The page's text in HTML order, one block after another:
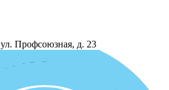
ул. Профсоюзная, д. 23